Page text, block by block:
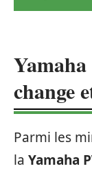
change
Parmi les
la Yamaha